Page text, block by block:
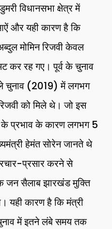
विधानसभा क्षेत्र में
और यही कारण है कि
मोमिन रिजवी केवल
कर रह गए। पूर्व के चुनाव
चुनाव (2019) में लगभग
को मिले थे। जो इस
प्रभाव के कारण लगभग 5
हेमंत सोरेन जानते थे
प्रसार करने से
जन सैलाब झारखंड मुक्ति
यही कारण है कि मंत्री
में इतने लंबे समय तक